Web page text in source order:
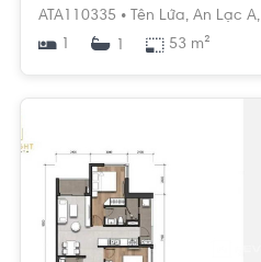
ATA110335 • Tên Lửa, An Lạc A,
1
1 53 m²